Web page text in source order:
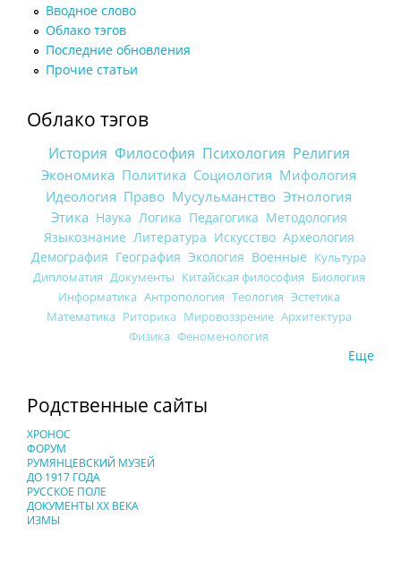
Вводное слово
Облако тэгов
Последние обновления
Прочие статьи
Облако тэгов
История Философия Психология Религия
Экономика Политика Социология Мифология
Идеология Право Мусульманство Этнология
Этика Наука Логика Педагогика Методология
Языкознание Литература Искусство Археология
Демография География Экология Военные Культура
Дипломатия Документы Китайская философия Биология
Информатика Антропология Теология Эстетика
Математика Риторика Мировоззрение Архитектура
Физика Феноменология
Еще
Родственные сайты
ХРОНОС
ФОРУМ
РУМЯНЦЕВСКИЙ МУЗЕЙ
ДО 1917 ГОДА
РУССКОЕ ПОЛЕ
ДОКУМЕНТЫ XX ВЕКА
ИЗМЫ